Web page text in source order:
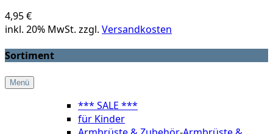
4,95 €
inkl. 20% MwSt. zzgl. Versandkosten
Sortiment
Menü
*** SALE ***
für Kinder